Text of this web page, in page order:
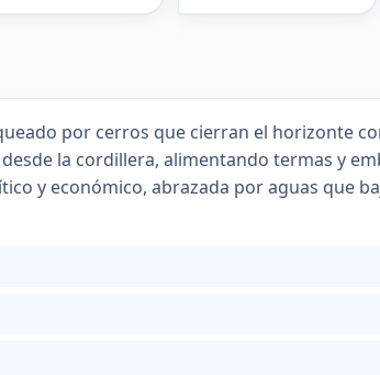
por cerros que cierran el horizonte
la cordillera, alimentando termas y
y económico, abrazada por aguas que